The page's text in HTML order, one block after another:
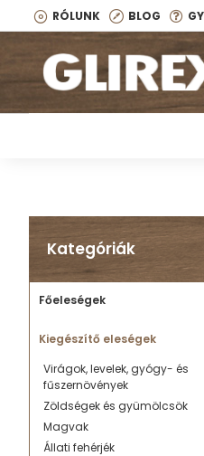
RÓLUNK BLOG
Kategóriák
Főeleségek
Kiegészítő eleségek
Virágok, levelek, gyógy- és
fűszernövények
Zöldségek és gyümölcsök
Magvak
Állati fehérjék